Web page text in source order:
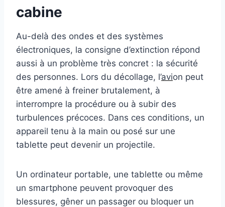
cabine
Au-delà des ondes et des systèmes
électroniques, la consigne d’extinction répond
aussi à un problème très concret : la sécurité
des personnes. Lors du décollage, l’avion peut
être amené à freiner brutalement, à
interrompre la procédure ou à subir des
turbulences précoces. Dans ces conditions, un
appareil tenu à la main ou posé sur une
tablette peut devenir un projectile.
Un ordinateur portable, une tablette ou même
un smartphone peuvent provoquer des
blessures, gêner un passager ou bloquer un